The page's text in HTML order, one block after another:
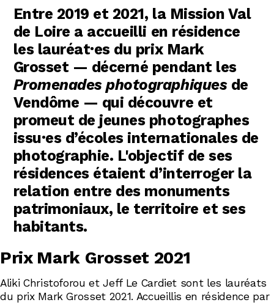
Entre 2019 et 2021, la Mission Val
de Loire a accueilli en résidence
les lauréat·es du prix Mark
Grosset — décerné pendant les
Promenades photographiquesde
Vendôme — qui découvre et
promeut de jeunes photographes
issu·es d’écoles internationales de
photographie. L'objectif de ses
résidences étaient d’interroger la
relation entre des monuments
patrimoniaux, le territoire et ses
habitants.
Prix Mark Grosset 2021
Aliki Christoforou et Jeff Le Cardiet sont les lauréats
du prix Mark Grosset 2021. Accueillis en résidence par